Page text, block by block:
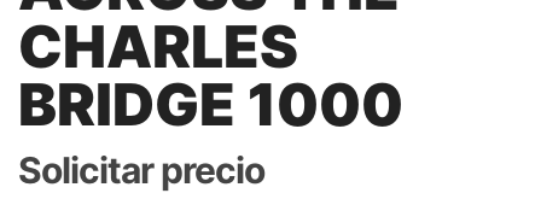
CHARLES
BRIDGE 1000
Solicitar precio